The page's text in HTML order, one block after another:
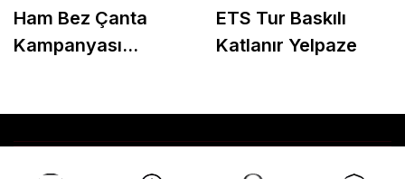
Ham Bez Çanta
Kampanyası
ETS Tur Baskılı
Katlanır Yelpaze